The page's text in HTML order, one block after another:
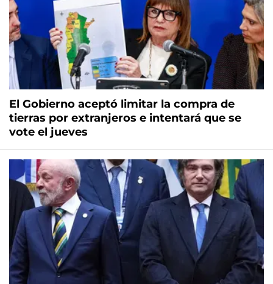
El Gobierno aceptó limitar la compra de
tierras por extranjeros e intentará que se
vote el jueves